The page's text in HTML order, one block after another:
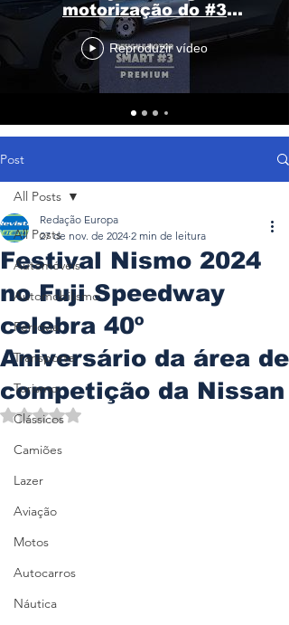
motorização do #3
Premium
Reproduzir vídeo
Post
All Posts
Automóveis
Automobilismo
Ferrovia
Transporte
Turismo
Clássicos
Camiões
Lazer
Aviação
Motos
Autocarros
Náutica
All Posts
Festival Nismo 2024
no Fuji Speedway
celebra 40º
Aniversário da área de
competição da Nissan
Redação Europa
27 de nov. de 2024 2 min de leitura
Avaliado com NaN de 5 estrelas.